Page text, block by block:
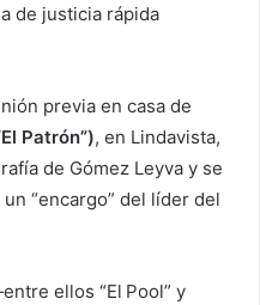
de justicia rápida
previa en casa de
Patrón”), en Lindavista,
de Gómez Leyva y se
“encargo” del líder del
ellos “El Pool” y